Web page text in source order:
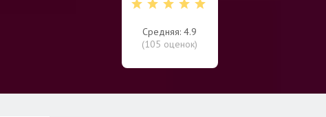
Средняя: 4.9
(105 оценок)